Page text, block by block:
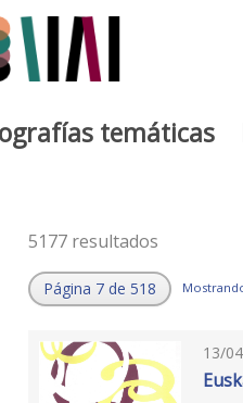
temáticas
5177 resultados
Página 7 de 518
13/